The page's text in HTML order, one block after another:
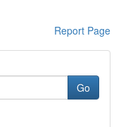
Report Page
Go